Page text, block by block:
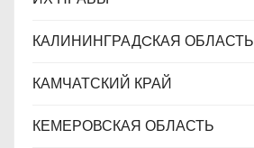
КАЛИНИНГРАДCКАЯ ОБЛАСТЬ
КАМЧАТСКИЙ КРАЙ
КЕМЕРОВСКАЯ ОБЛАСТЬ